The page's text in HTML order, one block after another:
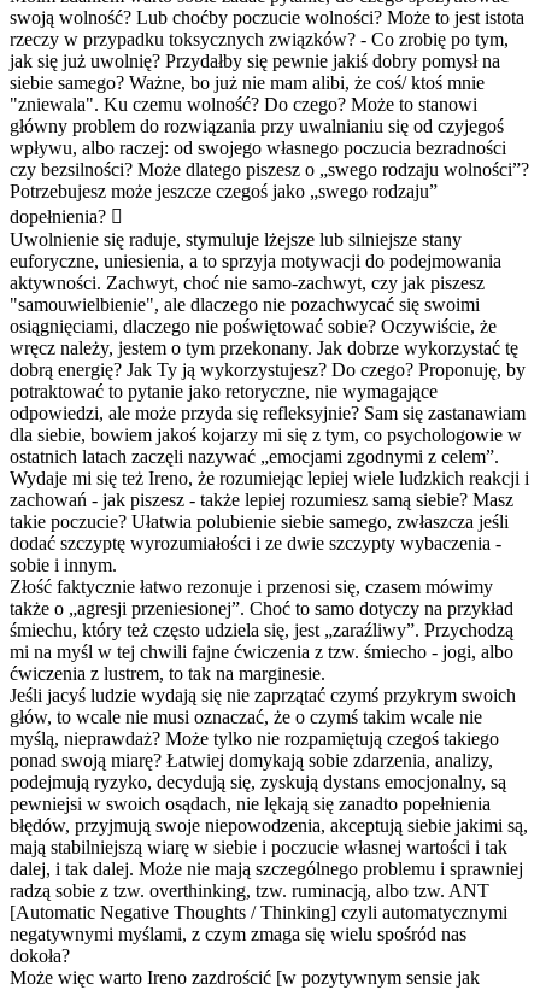
swoją wolność? Lub choćby poczucie wolności? Może to jest istota
rzeczy w przypadku toksycznych związków? - Co zrobię po tym,
jak się już uwolnię? Przydałby się pewnie jakiś dobry pomysł na
siebie samego? Ważne, bo już nie mam alibi, że coś/ ktoś mnie
"zniewala". Ku czemu wolność? Do czego? Może to stanowi
główny problem do rozwiązania przy uwalnianiu się od czyjegoś
wpływu, albo raczej: od swojego własnego poczucia bezradności
czy bezsilności? Może dlatego piszesz o „swego rodzaju wolności”?
Potrzebujesz może jeszcze czegoś jako „swego rodzaju”
dopełnienia? 
Uwolnienie się raduje, stymuluje lżejsze lub silniejsze stany
euforyczne, uniesienia, a to sprzyja motywacji do podejmowania
aktywności. Zachwyt, choć nie samo-zachwyt, czy jak piszesz
"samouwielbienie", ale dlaczego nie pozachwycać się swoimi
osiągnięciami, dlaczego nie poświętować sobie? Oczywiście, że
wręcz należy, jestem o tym przekonany. Jak dobrze wykorzystać tę
dobrą energię? Jak Ty ją wykorzystujesz? Do czego? Proponuję, by
potraktować to pytanie jako retoryczne, nie wymagające
odpowiedzi, ale może przyda się refleksyjnie? Sam się zastanawiam
dla siebie, bowiem jakoś kojarzy mi się z tym, co psychologowie w
ostatnich latach zaczęli nazywać „emocjami zgodnymi z celem”.
Wydaje mi się też Ireno, że rozumiejąc lepiej wiele ludzkich reakcji i
zachowań - jak piszesz - także lepiej rozumiesz samą siebie? Masz
takie poczucie? Ułatwia polubienie siebie samego, zwłaszcza jeśli
dodać szczyptę wyrozumiałości i ze dwie szczypty wybaczenia -
sobie i innym.
Złość faktycznie łatwo rezonuje i przenosi się, czasem mówimy
także o „agresji przeniesionej”. Choć to samo dotyczy na przykład
śmiechu, który też często udziela się, jest „zaraźliwy”. Przychodzą
mi na myśl w tej chwili fajne ćwiczenia z tzw. śmiecho - jogi, albo
ćwiczenia z lustrem, to tak na marginesie.
Jeśli jacyś ludzie wydają się nie zaprzątać czymś przykrym swoich
głów, to wcale nie musi oznaczać, że o czymś takim wcale nie
myślą, nieprawdaż? Może tylko nie rozpamiętują czegoś takiego
ponad swoją miarę? Łatwiej domykają sobie zdarzenia, analizy,
podejmują ryzyko, decydują się, zyskują dystans emocjonalny, są
pewniejsi w swoich osądach, nie lękają się zanadto popełnienia
błędów, przyjmują swoje niepowodzenia, akceptują siebie jakimi są,
mają stabilniejszą wiarę w siebie i poczucie własnej wartości i tak
dalej, i tak dalej. Może nie mają szczególnego problemu i sprawniej
radzą sobie z tzw. overthinking, tzw. ruminacją, albo tzw. ANT
[Automatic Negative Thoughts / Thinking] czyli automatycznymi
negatywnymi myślami, z czym zmaga się wielu spośród nas
dokoła?
Może więc warto Ireno zazdrościć [w pozytywnym sensie jak